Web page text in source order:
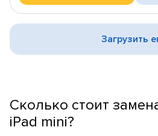
Загрузить
Сколько стоит
iPad mini?